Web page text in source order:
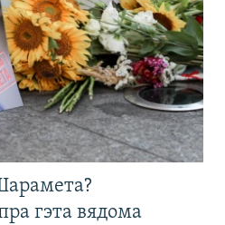
гэта вядома